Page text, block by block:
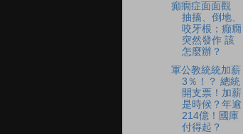
癲癇症面面觀
抽搐、倒地、
咬牙根；癲癇
突然發作 該
怎麼辦？
軍公教統統加薪
3％！？ 總統
開支票！加薪
是時候？年逾
214億！國庫
付得起？